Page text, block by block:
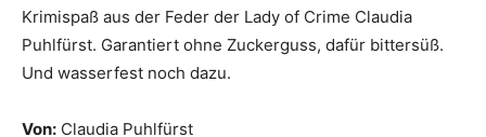
Krimispaß aus der Feder der Lady of Crime Claudia
Puhlfürst. Garantiert ohne Zuckerguss, dafür bittersüß.
Und wasserfest noch dazu.
Von: Claudia Puhlfürst